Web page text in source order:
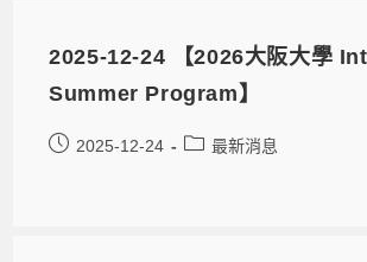
2025-12-24 【2026大阪大學
Summer Program】
2025-12-24 最新消息